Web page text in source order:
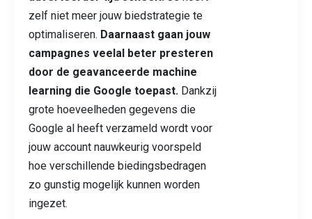
zelf niet meer jouw biedstrategie te
optimaliseren. Daarnaast gaan jouw
campagnes veelal beter presteren
door de geavanceerde machine
learning die Google toepast. Dankzij
grote hoeveelheden gegevens die
Google al heeft verzameld wordt voor
jouw account nauwkeurig voorspeld
hoe verschillende biedingsbedragen
zo gunstig mogelijk kunnen worden
ingezet.